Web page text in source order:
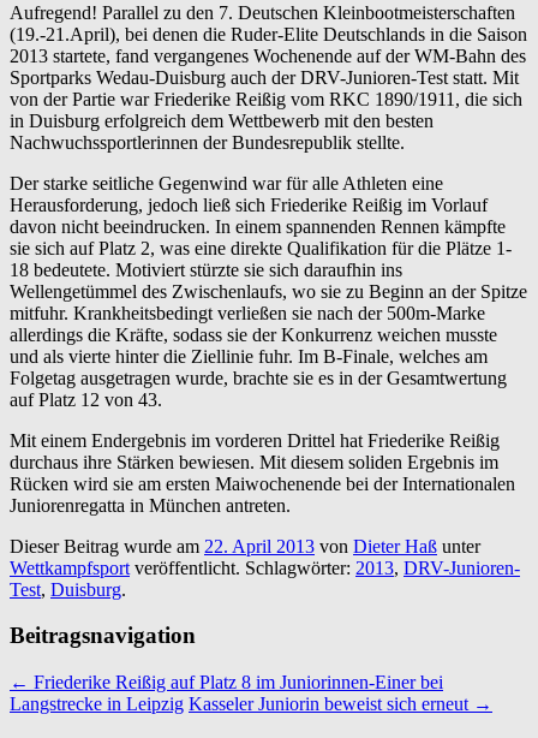
Aufregend! Parallel zu den 7. Deutschen Kleinbootmeisterschaften
(19.-21.April), bei denen die Ruder-Elite Deutschlands in die Saison
2013 startete, fand vergangenes Wochenende auf der WM-Bahn des
Sportparks Wedau-Duisburg auch der DRV-Junioren-Test statt. Mit
von der Partie war Friederike Reißig vom RKC 1890/1911, die sich
in Duisburg erfolgreich dem Wettbewerb mit den besten
Nachwuchssportlerinnen der Bundesrepublik stellte.
Der starke seitliche Gegenwind war für alle Athleten eine
Herausforderung, jedoch ließ sich Friederike Reißig im Vorlauf
davon nicht beeindrucken. In einem spannenden Rennen kämpfte
sie sich auf Platz 2, was eine direkte Qualifikation für die Plätze 1-
18 bedeutete. Motiviert stürzte sie sich daraufhin ins
Wellengetümmel des Zwischenlaufs, wo sie zu Beginn an der Spitze
mitfuhr. Krankheitsbedingt verließen sie nach der 500m-Marke
allerdings die Kräfte, sodass sie der Konkurrenz weichen musste
und als vierte hinter die Ziellinie fuhr. Im B-Finale, welches am
Folgetag ausgetragen wurde, brachte sie es in der Gesamtwertung
auf Platz 12 von 43.
Mit einem Endergebnis im vorderen Drittel hat Friederike Reißig
durchaus ihre Stärken bewiesen. Mit diesem soliden Ergebnis im
Rücken wird sie am ersten Maiwochenende bei der Internationalen
Juniorenregatta in München antreten.
Dieser Beitrag wurde am 22. April 2013 von Dieter Haß unter
Wettkampfsport veröffentlicht. Schlagwörter: 2013, DRV-Junioren-
Test, Duisburg.
Beitragsnavigation
← Friederike Reißig auf Platz 8 im Juniorinnen-Einer bei
Langstrecke in Leipzig Kasseler Juniorin beweist sich erneut →